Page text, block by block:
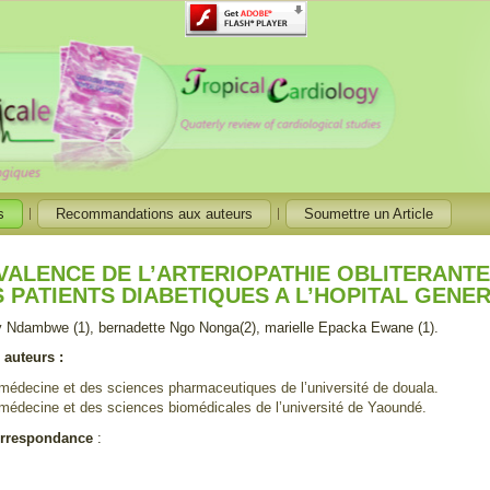
Recommandations aux auteurs Soumettre un Article
DE L’ARTERIOPATHIE
PATIENTS DIABETIQUES A L’HOPITAL
Ndambwe (1), bernadette Ngo Nonga(2), marielle Epacka Ewane (1).
:
et des sciences pharmaceutiques de l’université de douala.
et des sciences biomédicales de l’université de Yaoundé.
: